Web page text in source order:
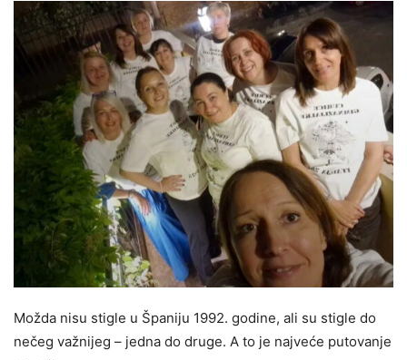
Možda nisu stigle u Španiju 1992. godine, ali su stigle do
nečeg važnijeg – jedna do druge. A to je najveće putovanje